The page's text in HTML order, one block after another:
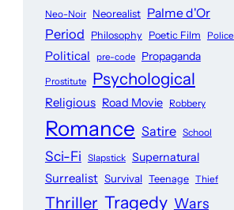
Neo-Noir Neorealist Palme d'Or
Period Philosophy Poetic Film Police
Political pre-code Propaganda
Prostitute Psychological
Religious Road Movie Robbery
Romance Satire School
Sci-Fi Slapstick Supernatural
Surrealist Survival Teenage Thief
Thriller Tragedy Wars